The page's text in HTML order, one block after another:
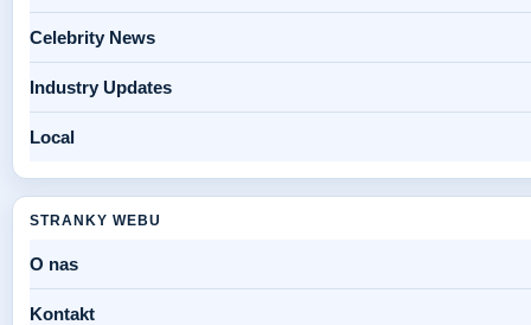
Celebrity News
Industry Updates
Local
STRANKY WEBU
O nas
Kontakt